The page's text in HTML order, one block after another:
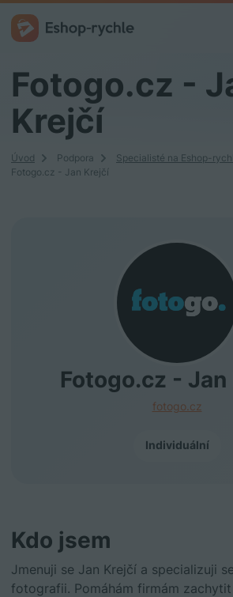
Fotogo.cz -
Krejčí
Úvod Podpora
Specialisté na Eshop-
Fotogo.cz - Jan Krejčí
Fotogo.cz -
fotogo.cz
Individuální
Kdo jsem
Jmenuji se Jan Krejčí a specializuji
fotografii. Pomáhám firmám